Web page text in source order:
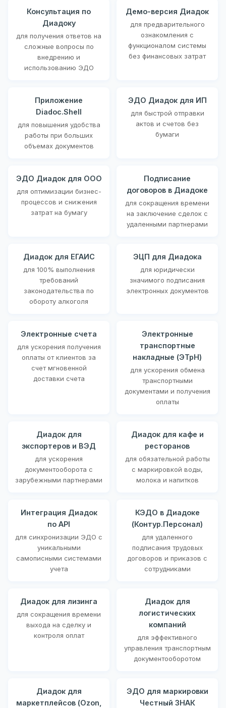
Консультация по
Диадоку
для получения ответов на
сложные вопросы по
внедрению и
использованию ЭДО
Демо-версия Диадок
для предварительного
ознакомления с
функционалом системы
без финансовых затрат
Приложение
Diadoc.Shell
для повышения удобства
работы при больших
объемах документов
ЭДО Диадок для ИП
для быстрой отправки
актов и счетов без
бумаги
ЭДО Диадок для ООО
для оптимизации бизнес-
процессов и снижения
затрат на бумагу
Подписание
договоров в Диадоке
для сокращения времени
на заключение сделок с
удаленными партнерами
Диадок для ЕГАИС
для 100% выполнения
требований
законодательства по
обороту алкоголя
ЭЦП для Диадока
для юридически
значимого подписания
электронных документов
Электронные счета
для ускорения получения
оплаты от клиентов за
счет мгновенной
доставки счета
Электронные
транспортные
накладные (ЭТрН)
для ускорения обмена
транспортными
документами и получения
оплаты
Диадок для
экспортеров и ВЭД
для ускорения
документооборота с
зарубежными партнерами
Диадок для кафе и
ресторанов
для обязательной работы
с маркировкой воды,
молока и напитков
Интеграция Диадок
по API
для синхронизации ЭДО с
уникальными
самописными системами
учета
КЭДО в Диадоке
(Контур.Персонал)
для удаленного
подписания трудовых
договоров и приказов с
сотрудниками
Диадок для лизинга
для сокращения времени
выхода на сделку и
контроля оплат
Диадок для
логистических
компаний
для эффективного
управления транспортным
документооборотом
Диадок для
маркетплейсов (Ozon,
ЭДО для маркировки
Честный ЗНАК